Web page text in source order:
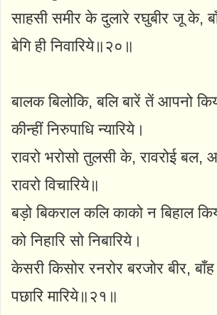
साहसी समीर के दुलारे रघुबीर जू के,
बेगि ही निवारिये॥२०॥
बालक बिलोकि, बलि बारें तें आपनो
कीन्हीं निरुपाधि न्यारिये।
रावरो भरोसो तुलसी के, रावरोई बल,
रावरो विचारिये॥
बड़ो बिकराल कलि काको न बिहाल
को निहारि सो निबारिये।
केसरी किसोर रनरोर बरजोर बीर, बाँह
पछारि मारिये॥२१॥